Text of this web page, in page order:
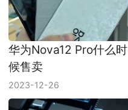
华为Nova12 Pro什么时
候售卖
2023-12-26